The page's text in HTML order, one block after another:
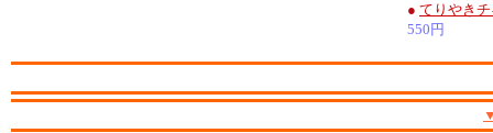
● てりやき
550円